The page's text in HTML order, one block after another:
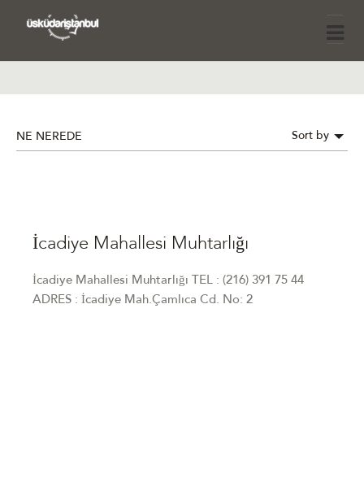
NE NEREDE Sort by
İcadiye Mahallesi Muhtarlığı
İcadiye Mahallesi Muhtarlığı TEL : (216) 391 75 44
ADRES : İcadiye Mah.Çamlıca Cd. No: 2